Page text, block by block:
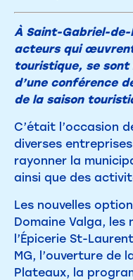
À Saint-Gabriel-
acteurs qui
touristique, se sont
d’une conférence
de la saison
C’était l’occasion
diverses
rayonner la
ainsi que des
Les nouvelles
Domaine Valga, les
l’Épicerie St-
MG, l’ouverture de
Plateaux, la